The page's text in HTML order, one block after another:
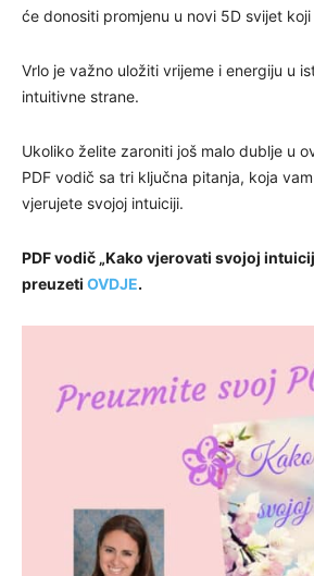
će donositi promjenu u novi 5D svijet
Vrlo je važno uložiti vrijeme i energiju u
intuitivne strane.
Ukoliko želite zaroniti još malo dublje u
PDF vodič sa tri ključna pitanja, koja
vjerujete svojoj intuiciji.
PDF vodič „Kako vjerovati svojoj
preuzeti OVDJE.